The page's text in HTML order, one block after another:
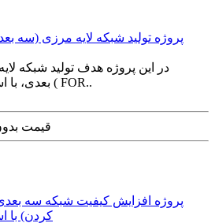
پروژه تولید شبکه لایه مرزی (سه
در این پروژه هدف تولید شبکه
بعدی، با استفاده از نرم افزار فرترن ( FOR..
قیمت بدون